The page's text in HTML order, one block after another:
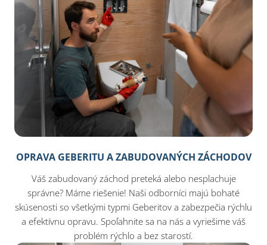
OPRAVA GEBERITU A ZABUDOVANÝCH ZÁCHODOV
Váš zabudovaný záchod preteká alebo nesplachuje
správne? Máme riešenie! Naši odborníci majú bohaté
skúsenosti so všetkými typmi Geberitov a zabezpečia rýchlu
a efektívnu opravu. Spoľahnite sa na nás a vyriešime váš
problém rýchlo a bez starostí.